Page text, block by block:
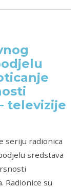
televizije
seriju radionica
sredstava
Radionice su